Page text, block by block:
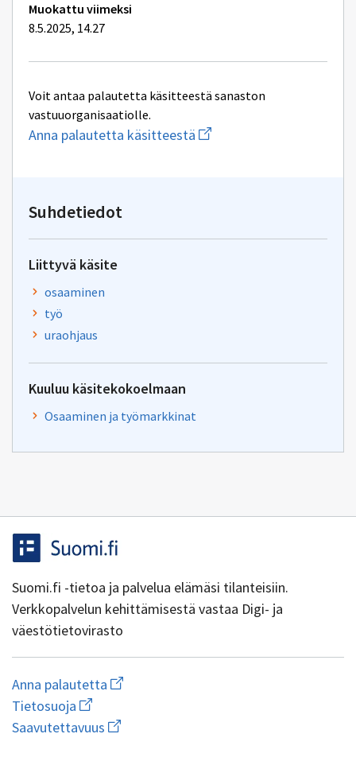
Muokattu viimeksi
8.5.2025, 14.27
Voit antaa palautetta käsitteestä sanaston
vastuuorganisaatiolle.
Anna palautetta käsitteestä Aloita
uuden
Suhdetiedot
Liittyvä käsite
osaaminen
työ
uraohjaus
Kuuluu käsitekokoelmaan
Osaaminen ja työmarkkinat
Suomi.fi -tietoa ja palvelua elämäsi tilanteisiin.
Verkkopalvelun kehittämisestä vastaa Digi- ja
väestötietovirasto
Anna palautetta Aloita
uuden
kirjoitus
osoitteeseen
Tietosuoja Avaa
linkki
uuteen
Saavutettavuus Avaa
linkki